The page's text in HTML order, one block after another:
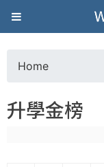
葳
格
高
o
Home
升學金榜